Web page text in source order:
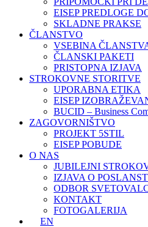
EISEP PREDLOGE
SKLADNE PRAKSE
ČLANSTVO
VSEBINA
ČLANSKI PAKETI
PRISTOPNA IZJAVA
STROKOVNE STORITVE
UPORABNA ETIKA
EISEP
BUCID – Business
ZAGOVORNIŠTVO
PROJEKT 5STIL
EISEP POBUDE
O NAS
JUBILEJNI
IZJAVA O
ODBOR
KONTAKT
FOTOGALERIJA
EN